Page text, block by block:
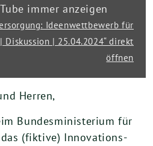
immer anzeigen
Ideenwettbewerb für
| 25.04.2024“ direkt
öffnen
Herren,
Bundesministerium für
(fiktive) Innovations-